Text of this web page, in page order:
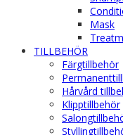
Mask
TILLBEHÖR
Färgtillbehör
Hårvård
Klipptillbehör